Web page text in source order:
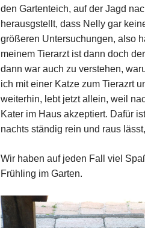
den Gartenteich, auf der Jagd
herausgstellt, dass Nelly gar
größeren Untersuchungen, also
meinem Tierarzt ist dann doch
dann war auch zu verstehen,
ich mit einer Katze zum Tierazrt
weiterhin, lebt jetzt allein, weil
Kater im Haus akzeptiert. Dafür
nachts ständig rein und raus
Wir haben auf jeden Fall viel
Frühling im Garten.